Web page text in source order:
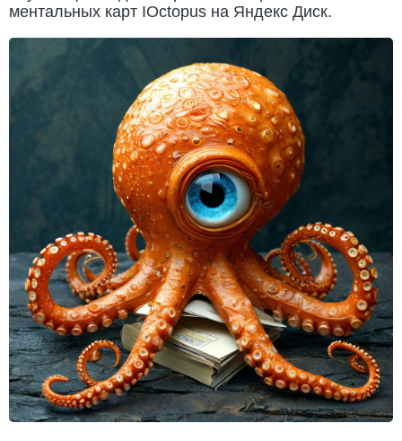
ментальных карт IOctopus на Яндекс Диск.